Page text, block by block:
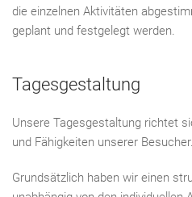
die einzelnen Aktivitäten
geplant und festgelegt werden.
Tagesgestaltung
Unsere Tagesgestaltung richtet
und Fähigkeiten unserer Besucher.
Grundsätzlich haben wir einen